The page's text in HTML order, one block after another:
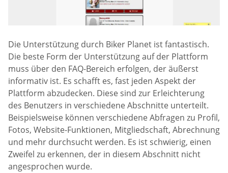
Die Unterstützung durch Biker Planet ist fantastisch.
Die beste Form der Unterstützung auf der Plattform
muss über den FAQ-Bereich erfolgen, der äußerst
informativ ist. Es schafft es, fast jeden Aspekt der
Plattform abzudecken. Diese sind zur Erleichterung
des Benutzers in verschiedene Abschnitte unterteilt.
Beispielsweise können verschiedene Abfragen zu Profil,
Fotos, Website-Funktionen, Mitgliedschaft, Abrechnung
und mehr durchsucht werden. Es ist schwierig, einen
Zweifel zu erkennen, der in diesem Abschnitt nicht
angesprochen wurde.